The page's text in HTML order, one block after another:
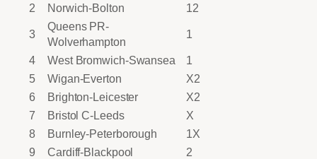
2
Norwich-Bolton 12
3
Queens PR-
Wolverhampton
1
4 West Bromwich-Swansea
1
5
Wigan-Everton
X2
6
Brighton-Leicester
X2
7
Bristol C-Leeds
X
8
Burnley-Peterborough
1X
9
Cardiff-Blackpool
2